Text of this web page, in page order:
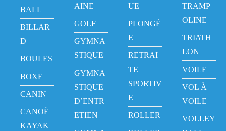
BALL
BILLAR
D
BOULES
BOXE
CANIN
CANOË
KAYAK
AINE
GOLF
GYMNA
STIQUE
GYMNA
STIQUE
D’ENTR
ETIEN
UE
PLONGÉ
E
RETRAI
TE
SPORTIV
E
ROLLER
TRAMP
OLINE
TRIATH
LON
VOILE
VOL À
VOILE
VOLLEY